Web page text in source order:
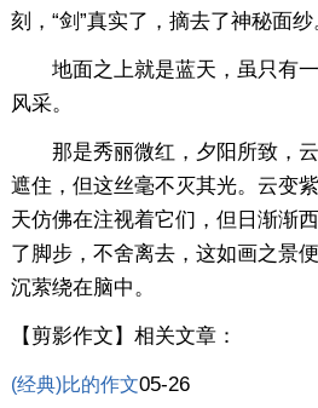
刻，“剑”真实了，摘去了神秘面纱
地面之上就是蓝天，虽只有一
风采。
那是秀丽微红，夕阳所致，云
遮住，但这丝毫不灭其光。云变
天仿佛在注视着它们，但日渐渐
了脚步，不舍离去，这如画之景
沉萦绕在脑中。
【剪影作文】相关文章：
(经典)比的作文05-26